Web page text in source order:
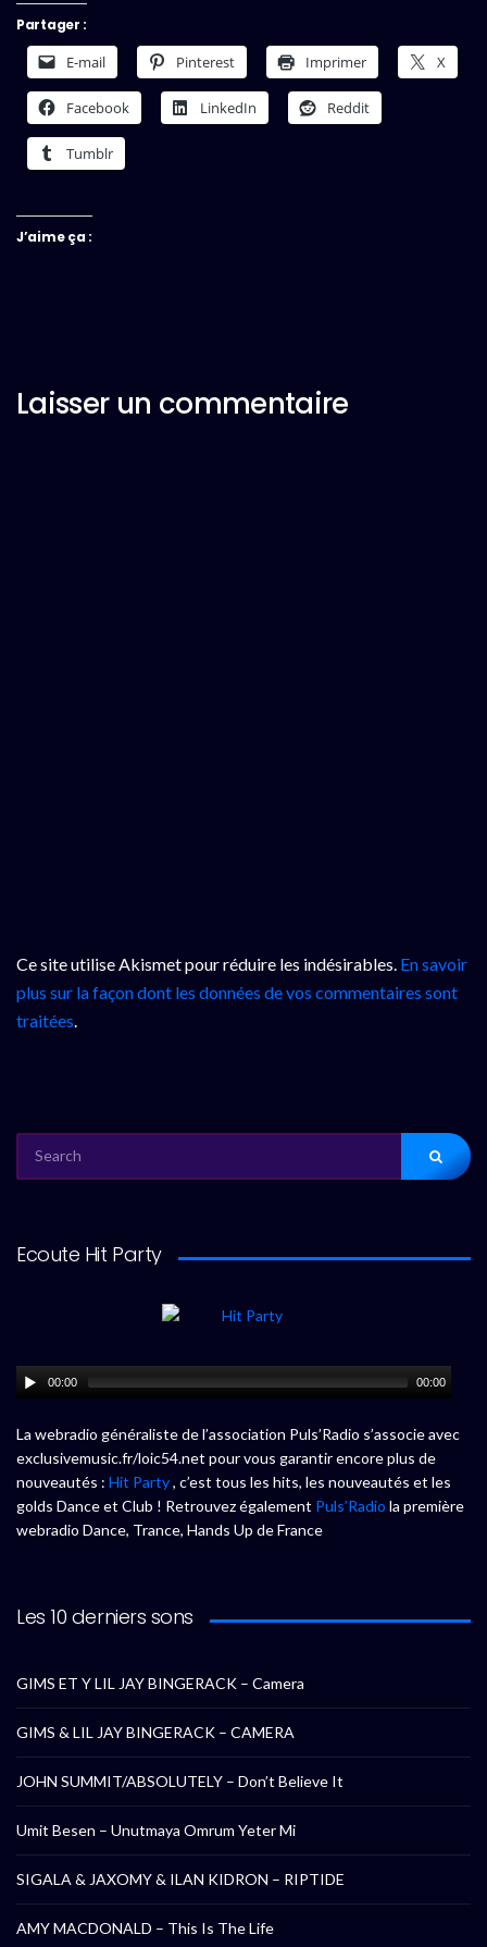
Partager :
E-mail Pinterest Imprimer X
Facebook LinkedIn Reddit
Tumblr
J’aime ça :
Laisser un commentaire
Ce site utilise Akismet pour réduire les indésirables. En savoir
plus sur la façon dont les données de vos commentaires sont
traitées.
FOR:
Ecoute Hit Party
00:00 00:00
La webradio généraliste de l’association Puls’Radio s’associe avec
exclusivemusic.fr/loic54.net pour vous garantir encore plus de
nouveautés : Hit Party, c’est tous les hits, les nouveautés et les
golds Dance et Club ! Retrouvez également Puls’Radio la première
webradio Dance, Trance, Hands Up de France
Les 10 derniers sons
GIMS ET Y LIL JAY BINGERACK – Camera
GIMS & LIL JAY BINGERACK – CAMERA
JOHN SUMMIT/ABSOLUTELY – Don’t Believe It
Umit Besen – Unutmaya Omrum Yeter Mi
SIGALA & JAXOMY & ILAN KIDRON – RIPTIDE
AMY MACDONALD – This Is The Life